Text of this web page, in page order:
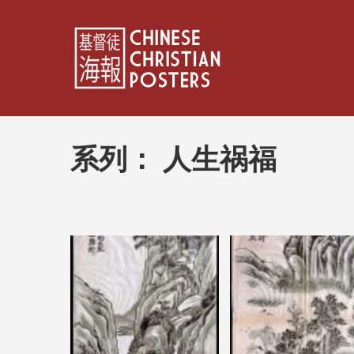
系列： 人生祸福